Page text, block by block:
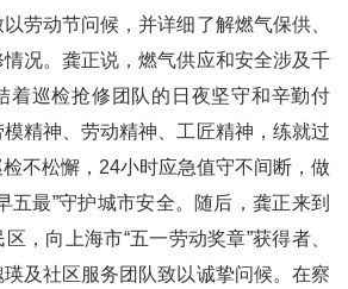
劳动节问候，并详细了解燃气保供、
况。龚正说，燃气供应和安全涉及千
着巡检抢修团队的日夜坚守和辛勤付
精神、劳动精神、工匠精神，练就过
不松懈，24小时应急值守不间断，做
五最”守护城市安全。随后，龚正来到
，向上海市“五一劳动奖章”获得者、
及社区服务团队致以诚挚问候。在察